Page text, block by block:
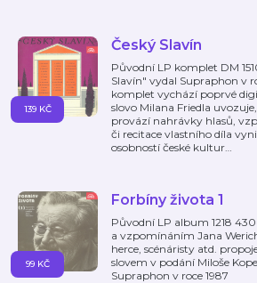
Český Slavín
Původní LP komplet DM
Slavín" vydal Supraphon v
komplet vychází poprvé
slovo Milana Friedla
provází nahrávky hlasů,
či recitace vlastního díla
osobností české kultur…
139 KČ
Forbíny života 1
Původní LP album 1218
a vzpomínáním Jana
herce, scénáristy atd.
slovem v podání Miloše
Supraphon v roce 1987
99 KČ